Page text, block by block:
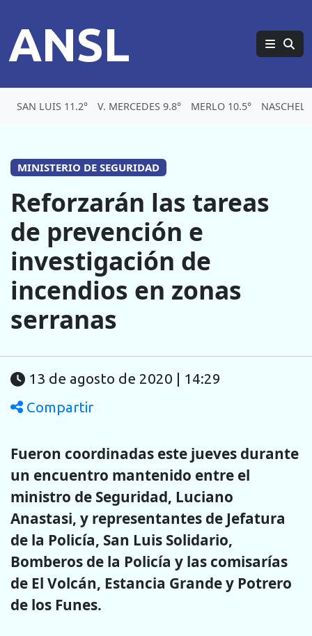
ANSL
SAN LUIS 11.2° V. MERCEDES 9.8° MERLO 10.5° NASCHEL
MINISTERIO DE SEGURIDAD
Reforzarán las tareas
de prevención e
investigación de
incendios en zonas
serranas
13 de agosto de 2020 | 14:29
Compartir
Fueron coordinadas este jueves durante
un encuentro mantenido entre el
ministro de Seguridad, Luciano
Anastasi, y representantes de Jefatura
de la Policía, San Luis Solidario,
Bomberos de la Policía y las comisarías
de El Volcán, Estancia Grande y Potrero
de los Funes.